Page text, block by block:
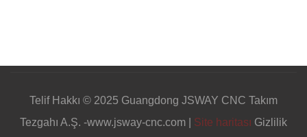
Telif Hakkı © 2025 Guangdong JSWAY CNC Takım
Tezgahı A.Ş. -www.jsway-cnc.com |
Site haritası Gizlilik